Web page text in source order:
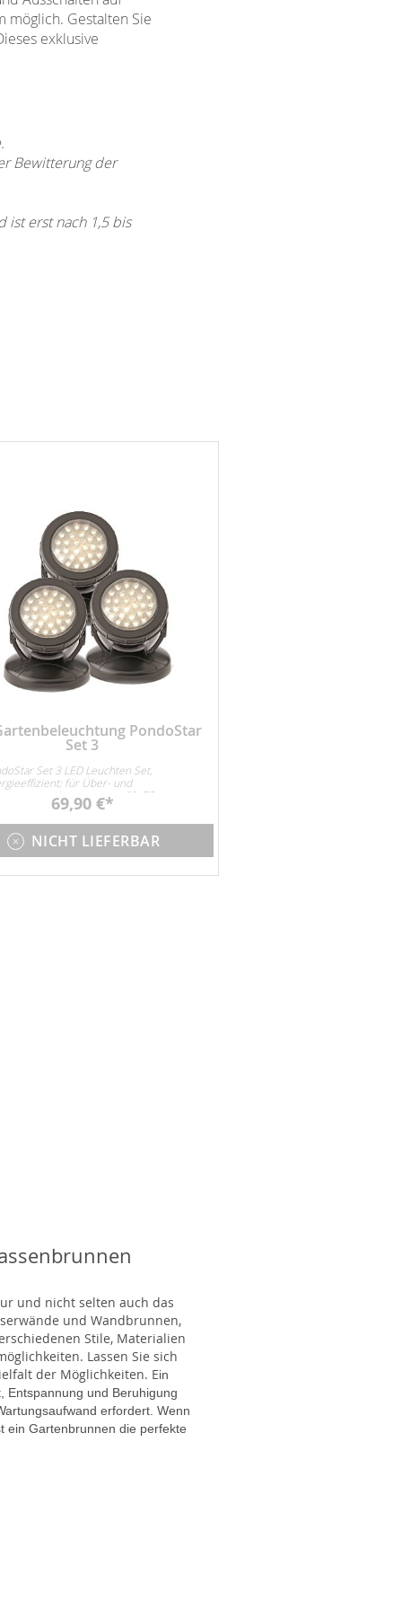
möglich. Gestalten Sie
exklusive
Bewitterung der
ist erst nach 1,5 bis
PondoStar
Set 3
Set 3 LED Leuchten Set,
für Über- und
Abmessungen 60x75mm,
69,90 €
NICHT LIEFERBAR
und nicht selten auch das
und Wandbrunnen,
Stile, Materialien
Lassen Sie sich
der Möglichkeiten. Ein
Entspannung und Beruhigung
erfordert. Wenn
ein Gartenbrunnen die perfekte